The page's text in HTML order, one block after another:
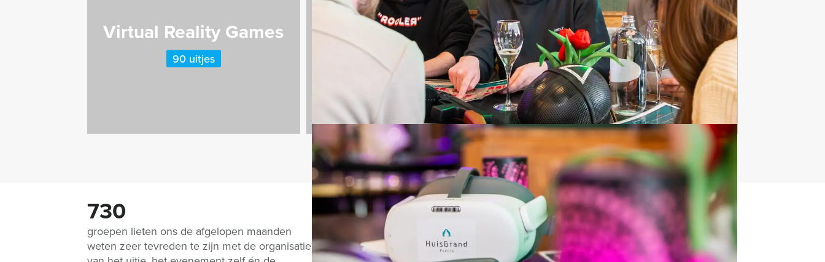
Virtual Reality Games
90 uitjes
Vrijgezellenfeest
mannen
626 uitjes
Vrijgezellenfeest
vrouwen
555 uitjes
730
groepen lieten ons de afgelopen maanden
weten zeer tevreden te zijn met de organisatie
Vragen over dit uitje?